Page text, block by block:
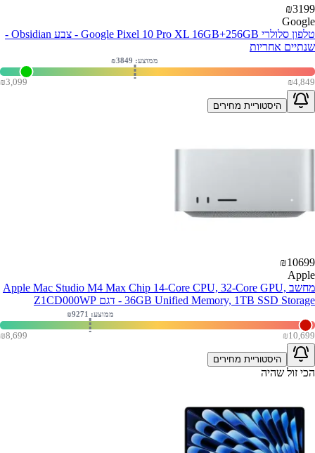
₪3199
Google
טלפון סלולרי Google Pixel 10 Pro XL 16GB+256GB - צבע Obsidian -
שנתיים אחריות
₪3,099 ₪4,849
ממוצע: ₪ 3849
היסטוריית מחירים
₪10699
Apple
מחשב Apple Mac Studio M4 Max Chip 14-Core CPU, 32-Core GPU,
36GB Unified Memory, 1TB SSD Storage - דגם Z1CD000WP
₪8,699 ₪10,699
ממוצע: ₪ 9271
היסטוריית מחירים
הכי זול שהיה